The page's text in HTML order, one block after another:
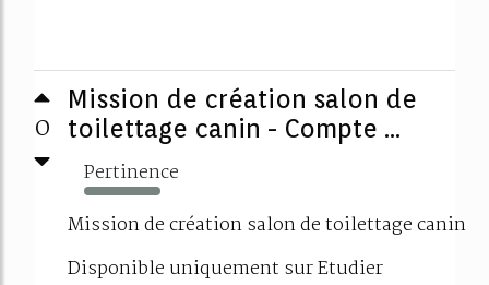
0
Mission de création salon de
toilettage canin - Compte ...
Pertinence
604%
Mission de création salon de toilettage canin
Disponible uniquement sur Etudier